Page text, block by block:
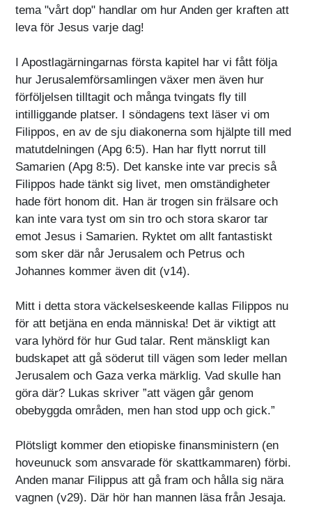
tema "vårt dop" handlar om hur Anden ger kraften att
leva för Jesus varje dag!
I Apostlagärningarnas första kapitel har vi fått följa
hur Jerusalemförsamlingen växer men även hur
förföljelsen tilltagit och många tvingats fly till
intilliggande platser. I söndagens text läser vi om
Filippos, en av de sju diakonerna som hjälpte till med
matutdelningen (Apg 6:5). Han har flytt norrut till
Samarien (Apg 8:5). Det kanske inte var precis så
Filippos hade tänkt sig livet, men omständigheter
hade fört honom dit. Han är trogen sin frälsare och
kan inte vara tyst om sin tro och stora skaror tar
emot Jesus i Samarien. Ryktet om allt fantastiskt
som sker där når Jerusalem och Petrus och
Johannes kommer även dit (v14).
Mitt i detta stora väckelseskeende kallas Filippos nu
för att betjäna en enda människa! Det är viktigt att
vara lyhörd för hur Gud talar. Rent mänskligt kan
budskapet att gå söderut till vägen som leder mellan
Jerusalem och Gaza verka märklig. Vad skulle han
göra där? Lukas skriver ”att vägen går genom
obebyggda områden, men han stod upp och gick.”
Plötsligt kommer den etiopiske finansministern (en
hoveunuck som ansvarade för skattkammaren) förbi.
Anden manar Filippus att gå fram och hålla sig nära
vagnen (v29). Där hör han mannen läsa från Jesaja.